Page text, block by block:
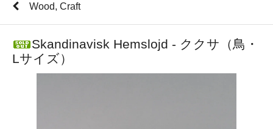
Wood, Craft
Skandinavisk Hemslojd - ククサ（鳥・
Lサイズ）